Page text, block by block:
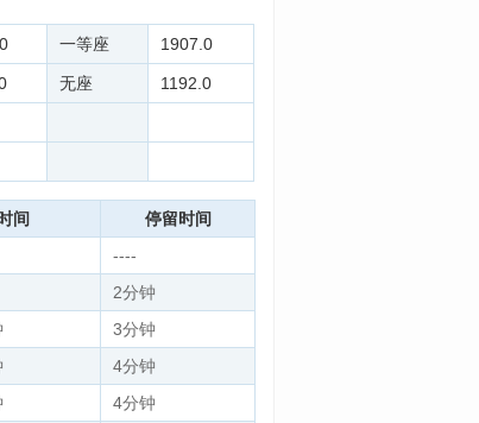
一等座 1907.0
无座 1192.0
间
停留时间
----
2分钟
3分钟
4分钟
4分钟